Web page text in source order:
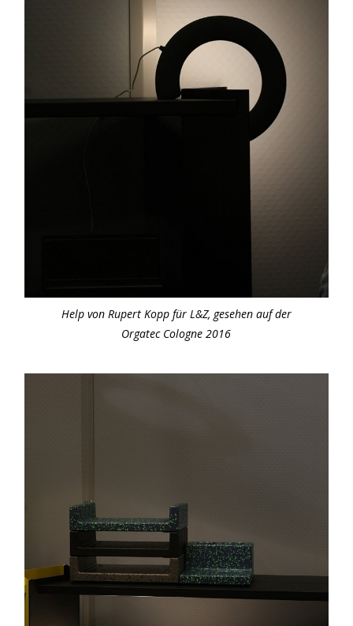
Help von Rupert Kopp für L&Z, gesehen auf der
Orgatec Cologne 2016